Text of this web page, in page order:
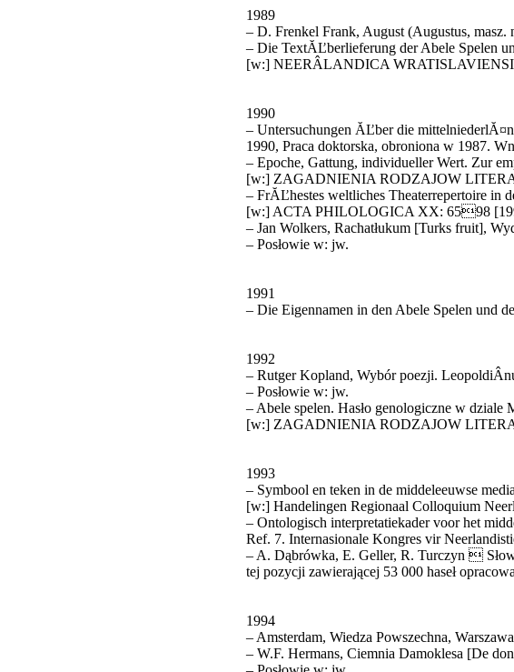
1989
– D. Frenkel Frank, August (Augustus, masz.
– Die TextĂĽberlieferung der Abele Spelen
[w:] NEERÂ­LANDICA
1990
– Untersuchungen ĂĽber die
1990, Praca doktorska, obroniona w 1987.
– Epoche, Gattung, individueller Wert. Zur
[w:] ZAGADNIENIA RODZAJOW
– FrĂĽhestes weltliches Theaterrepertoire in
[w:] ACTA PHILOLOGICA XX: 6598
– Jan Wolkers, Rachatłukum [Turks fruit],
– Posłowie w: jw.
1991
– Die Eigennamen in den Abele Spelen
1992
– Rutger Kopland, Wybór poezji.
– Posłowie w: jw.
– Abele spelen. Hasło genologiczne w dziale
[w:] ZAGADNIENIA RODZAJOW
1993
– Symbool en teken in de middeleeuwse
[w:] Handelingen Regionaal Colloquium
– Ontologisch interpretatiekader voor het
Ref. 7. Internasionale Kongres vir
– A. Dąbrówka, E. Geller, R. Turczyn 
tej pozycji zawierającej 53 000 haseł
1994
– Amsterdam, Wiedza Powszechna,
– W.F. Hermans, Ciemnia Damoklesa [De